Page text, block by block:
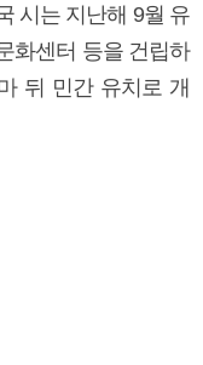
시는 지난해 9월 유
화센터 등을 건립하
뒤 민간 유치로 개